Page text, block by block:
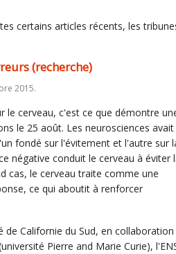
certains articles récents, les
(recherche)
2015.
le cerveau, c'est ce que démontre
le 25 août. Les neurosciences avait
fondé sur l'évitement et l'autre sur
négative conduit le cerveau à éviter
cas, le cerveau traite comme une
ce qui aboutit à renforcer
Californie du Sud, en collaboration
Pierre and Marie Curie),